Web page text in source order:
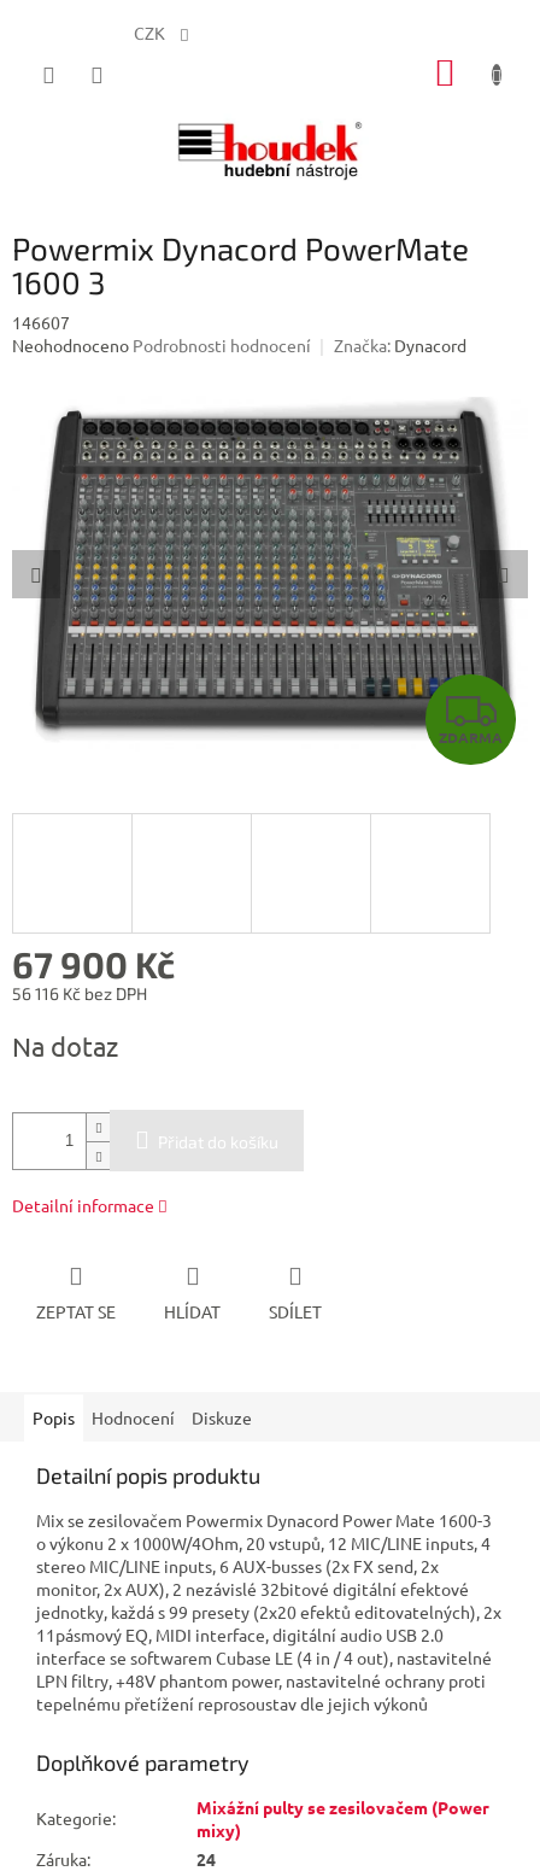
CZK
Powermix Dynacord PowerMate
1600 3
146607
Průměrné
hvězdiček.
Neohodnoceno Podrobnosti hodnocení Značka: Dynacord
Z
D
ZDARMA
67 900 Kč
56 116 Kč bez DPH
cena:
Na dotaz
Přidat do košíku
Detailní informace
ZEPTAT SE HLÍDAT SDÍLET
Popis Hodnocení Diskuze
Detailní popis produktu
Mix se zesilovačem Powermix Dynacord Power Mate 1600-3
o výkonu 2 x 1000W/4Ohm, 20 vstupů, 12 MIC/LINE inputs, 4
stereo MIC/LINE inputs, 6 AUX-busses (2x FX send, 2x
monitor, 2x AUX), 2 nezávislé 32bitové digitální efektové
jednotky, každá s 99 presety (2x20 efektů editovatelných), 2x
11pásmový EQ, MIDI interface, digitální audio USB 2.0
interface se softwarem Cubase LE (4 in / 4 out), nastavitelné
LPN filtry, +48V phantom power, nastavitelné ochrany proti
tepelnému přetížení reprosoustav dle jejich výkonů
Doplňkové parametry
Kategorie:
Mixážní pulty se zesilovačem (Power
mixy)
Záruka:
24